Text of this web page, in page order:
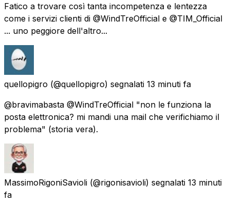
Fatico a trovare così tanta incompetenza e lentezza
come i servizi clienti di @WindTreOfficial e @TIM_Official
... uno peggiore dell'altro...
quellopigro (@quellopigro) segnalati 13 minuti fa
@bravimabasta @WindTreOfficial "non le funziona la
posta elettronica? mi mandi una mail che verifichiamo il
problema" (storia vera).
MassimoRigoniSavioli (@rigonisavioli) segnalati 13 minuti
fa